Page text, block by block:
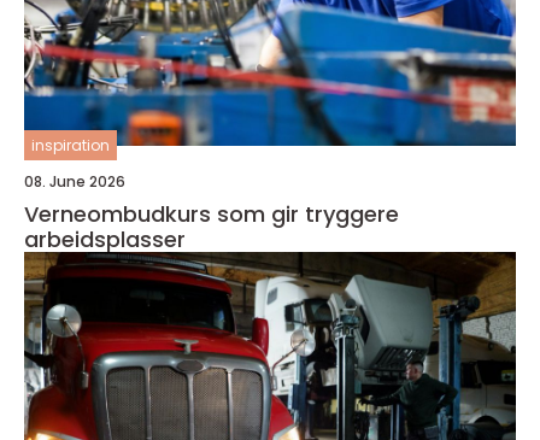
inspiration
08. June 2026
Verneombudkurs som gir tryggere
arbeidsplasser